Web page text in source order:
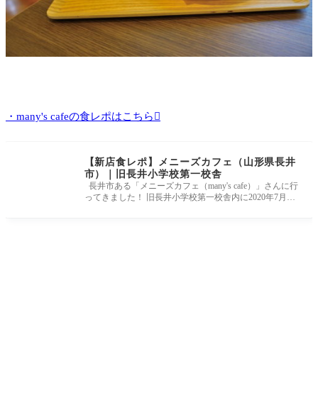
・many's cafeの食レポはこちら
【新店食レポ】メニーズカフェ（山形県長井
市）｜旧長井小学校第一校舎
長井市ある「メニーズカフェ（many's cafe）」さんに行
ってきました！ 旧長井小学校第一校舎内に2020年7月3